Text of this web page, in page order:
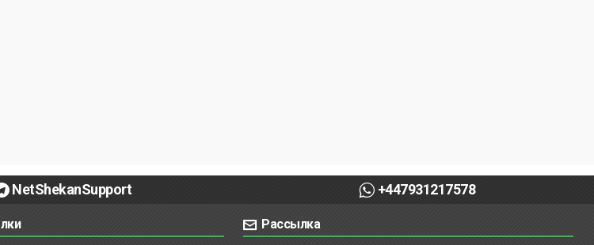
NetShekanSupport +447931217578
Рассылка